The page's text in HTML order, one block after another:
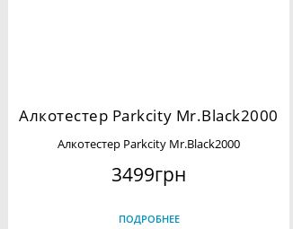
Алкотестер Parkcity Mr.Black2000
Алкотестер Parkcity Mr.Black2000
3499грн
ПОДРОБНЕЕ